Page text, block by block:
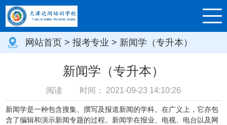
网站首页 > 报考专业 > 新闻学（专升本）
新闻学（专升本）
阅读 时间： 2021-09-23 14:10:26
新闻学是一种包含搜集、撰写及报道新闻的学科。在广义上，它亦包
含了编辑和演示新闻专题的过程。新闻学在报业、电视、电台以及网